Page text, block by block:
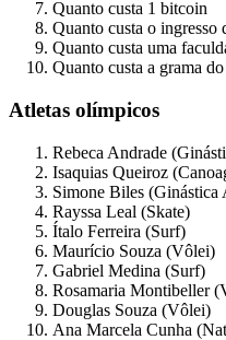
Quanto custa 1 bitcoin
Quanto custa o
Quanto custa uma
Quanto custa a grama
Atletas olímpicos
Rebeca Andrade
Isaquias Queiroz
Simone Biles (Ginástica
Rayssa Leal (Skate)
Ítalo Ferreira (Surf)
Maurício Souza (Vôlei)
Gabriel Medina (Surf)
Rosamaria Montibeller
Douglas Souza (Vôlei)
Ana Marcela Cunha